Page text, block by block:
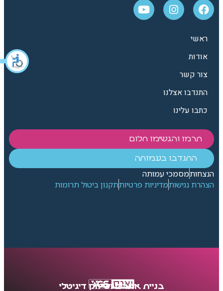
ראשי
אודות
צור קשר
התנדבו אצלנו
כתבו עלינו
תרמו והגשימו חלום
התנדבו בעמותה
הנצחותמסמכי עמותה
הצהרת נגישותמדיניות פרטיותתקנון ביטול תרומות
בניית אתרים ושיווק דיגיטלי